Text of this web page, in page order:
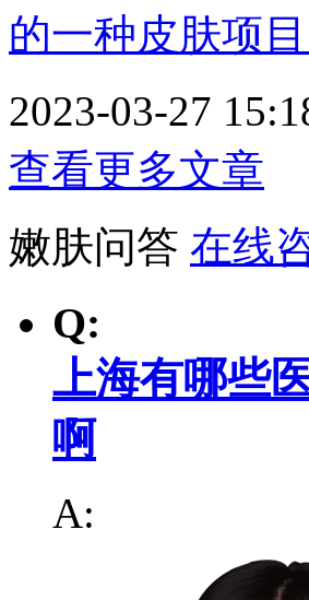
的一种皮肤项
2023-03-27
查看更多文章
嫩肤问答 在线
Q:
上海有哪些
啊
A: